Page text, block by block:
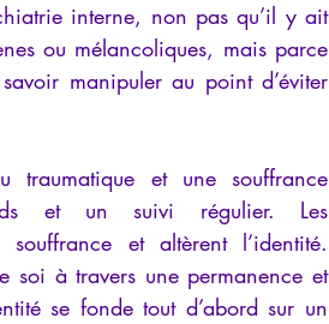
interne, non pas qu’il y ait
ou mélancoliques, mais parce
manipuler au point d’éviter
traumatique et une souffrance
et un suivi régulier. Les
et altèrent l’identité.
soi à travers une permanence et
se fonde tout d’abord sur un